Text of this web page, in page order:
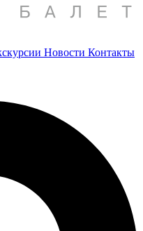
Новости Контакты